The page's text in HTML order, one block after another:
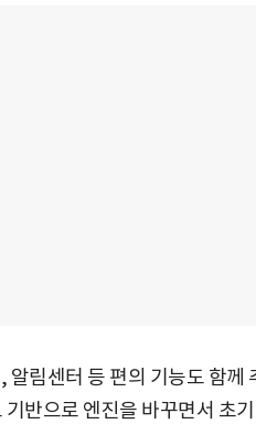
림센터 등 편의 기능도 함께
반으로 엔진을 바꾸면서 초